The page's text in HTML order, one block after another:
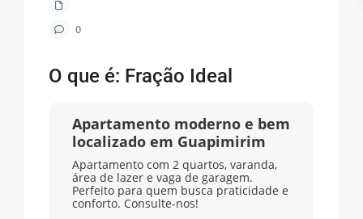
0
O que é: Fração Ideal
Apartamento moderno e bem
localizado em Guapimirim
Apartamento com 2 quartos, varanda,
área de lazer e vaga de garagem.
Perfeito para quem busca praticidade e
conforto. Consulte-nos!